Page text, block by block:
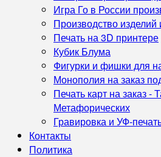
Игра Го в России
Производство изделий
Печать на 3D принтере
Кубик Блума
Фигурки и фишки для
Монополия на заказ
Печать карт на заказ -
Метафорических
Гравировка и
Контакты
Политика